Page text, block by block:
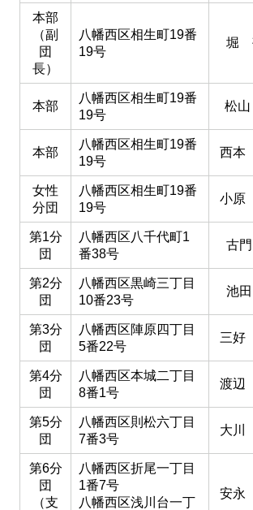
本部
（副
団
長）
八幡西区相生町19番
19号
堀
本部
八幡西区相生町19番
19号
松山
本部
八幡西区相生町19番
19号
西本
女性
分団
八幡西区相生町19番
19号
小原
第1分
団
八幡西区八千代町1
番38号
古
第2分
団
八幡西区黒崎三丁目
10番23号
池
第3分
団
八幡西区陣原四丁目
5番22号
三好
第4分
団
八幡西区本城二丁目
8番1号
渡辺
第5分
団
八幡西区則松六丁目
7番3号
大
第6分
団
（支
八幡西区折尾一丁目
1番7号
八幡西区浅川台一丁
安永